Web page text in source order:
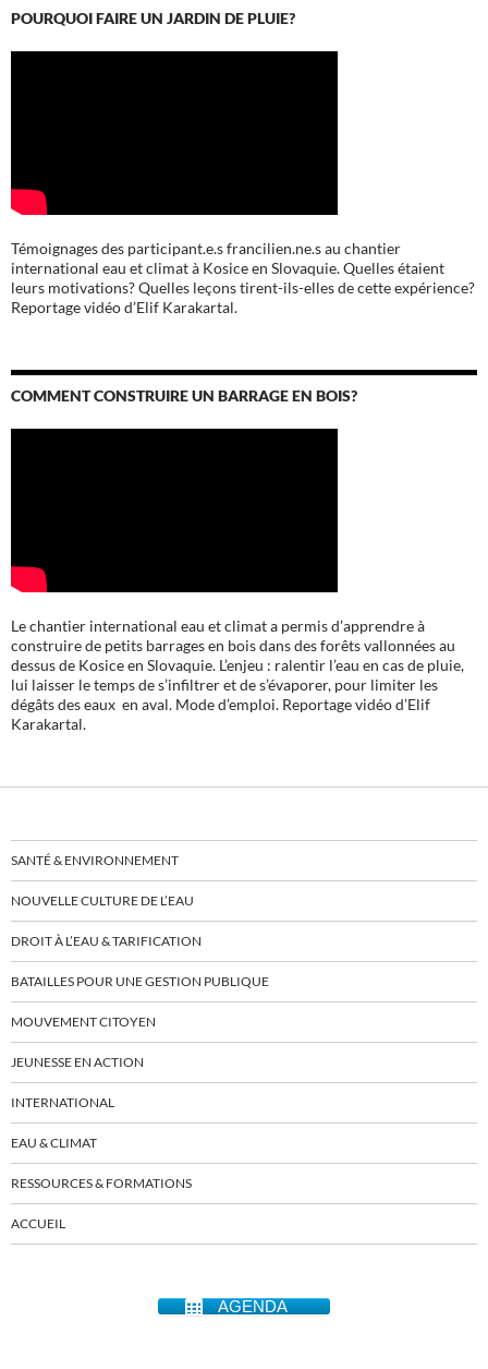
POURQUOI FAIRE UN JARDIN DE PLUIE?
Témoignages des participant.e.s francilien.ne.s au chantier
international eau et climat à Kosice en Slovaquie. Quelles étaient
leurs motivations? Quelles leçons tirent-ils-elles de cette expérience?
Reportage vidéo d’Elif Karakartal.
COMMENT CONSTRUIRE UN BARRAGE EN BOIS?
Le chantier international eau et climat a permis d’apprendre à
construire de petits barrages en bois dans des forêts vallonnées au
dessus de Kosice en Slovaquie. L’enjeu : ralentir l’eau en cas de pluie,
lui laisser le temps de s’infiltrer et de s’évaporer, pour limiter les
dégâts des eaux en aval. Mode d’emploi. Reportage vidéo d’Elif
Karakartal.
SANTÉ & ENVIRONNEMENT
NOUVELLE CULTURE DE L’EAU
DROIT À L’EAU & TARIFICATION
BATAILLES POUR UNE GESTION PUBLIQUE
MOUVEMENT CITOYEN
JEUNESSE EN ACTION
INTERNATIONAL
EAU & CLIMAT
RESSOURCES & FORMATIONS
ACCUEIL
AGENDA